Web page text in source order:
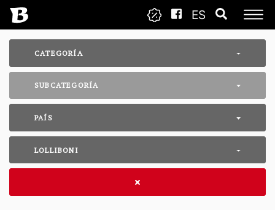
ES
CATEGORÍA
SUBCATEGORÍA
PAÍS
LOLLIBONI